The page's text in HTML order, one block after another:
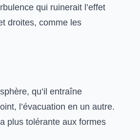
qui ruinerait l’effet
droites, comme les
qu’il entraîne
l’évacuation en un autre.
plus tolérante aux formes